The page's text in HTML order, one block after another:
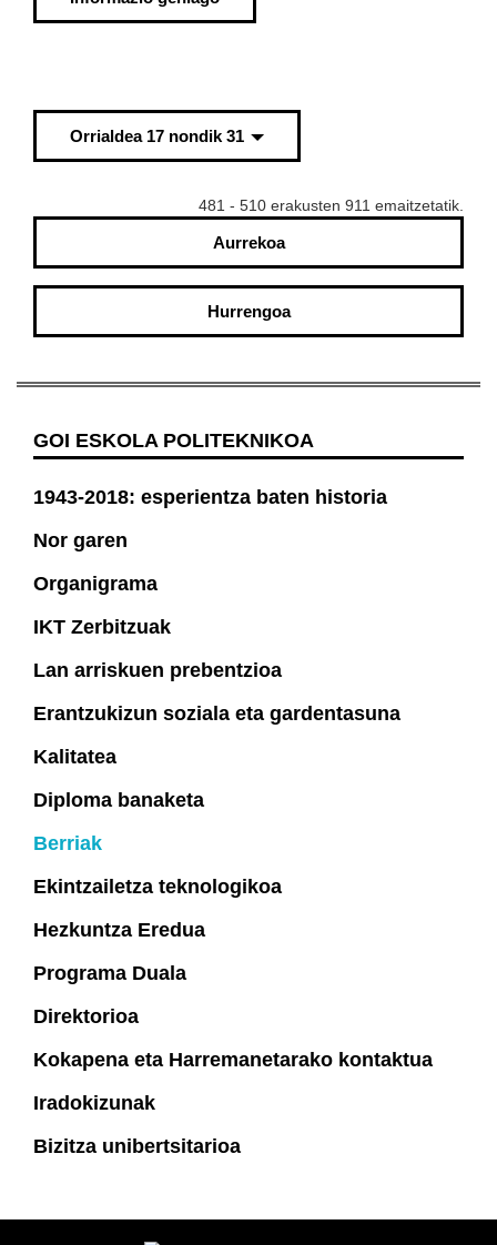
Orrialdea 17 nondik 31
481 - 510 erakusten 911 emaitzetatik.
Aurrekoa
Hurrengoa
GOI ESKOLA POLITEKNIKOA
1943-2018: esperientza baten historia
Nor garen
Organigrama
IKT Zerbitzuak
Lan arriskuen prebentzioa
Erantzukizun soziala eta gardentasuna
Kalitatea
Diploma banaketa
Berriak
Ekintzailetza teknologikoa
Hezkuntza Eredua
Programa Duala
Direktorioa
Kokapena eta Harremanetarako kontaktua
Iradokizunak
Bizitza unibertsitarioa